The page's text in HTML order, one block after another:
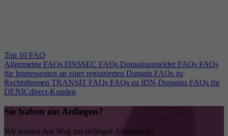
Top 10 FAQ
Allgemeine FAQs DNSSEC FAQs Domainanmelder FAQs FAQs
für Interessenten an einer registrierten Domain FAQs zu
Rechtsthemen TRANSIT FAQs FAQs zu IDN-Domains FAQs für
DENICdirect-Kunden
Sie haben ein Anliegen?
Wir weisen den Weg zur richtigen Anlaufstelle